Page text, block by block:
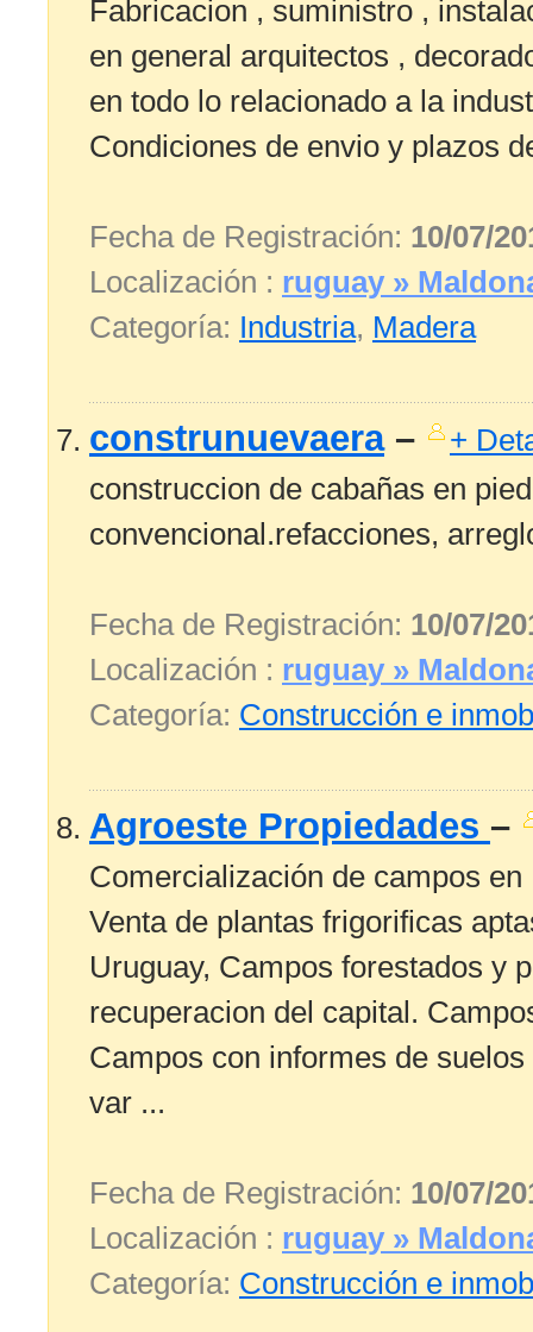
Fabricacion , suministro ,
en general arquitectos ,
en todo lo relacionado a la
Condiciones de envio y plazos
Fecha de Registración: 10/07/
Localización : ruguay »
Categoría: Industria, Madera
construnuevaera– +
construccion de cabañas en
convencional.refacciones,
Fecha de Registración: 10/07/
Localización : ruguay »
Categoría: Construcción e
Agroeste Propiedades –
Comercialización de campos
Venta de plantas frigorificas
Uruguay, Campos forestados y
recuperacion del capital.
Campos con informes de
var ...
Fecha de Registración: 10/07/
Localización : ruguay »
Categoría: Construcción e